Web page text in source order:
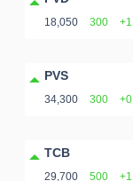
18,050 300
PVS
34,300 300
TCB
29,700 500